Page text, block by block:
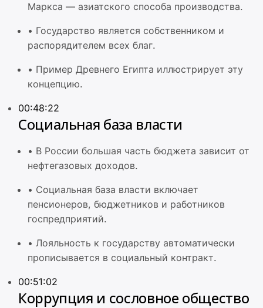
Маркса — азиатского способа производства.
• Государство является собственником и
распорядителем всех благ.
• Пример Древнего Египта иллюстрирует эту
концепцию.
00:48:22
Социальная база власти
• В России большая часть бюджета зависит от
нефтегазовых доходов.
• Социальная база власти включает
пенсионеров, бюджетников и работников
госпредприятий.
• Лояльность к государству автоматически
прописывается в социальный контракт.
00:51:02
Коррупция и сословное общество